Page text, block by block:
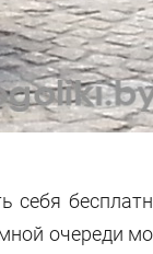
себя
очереди